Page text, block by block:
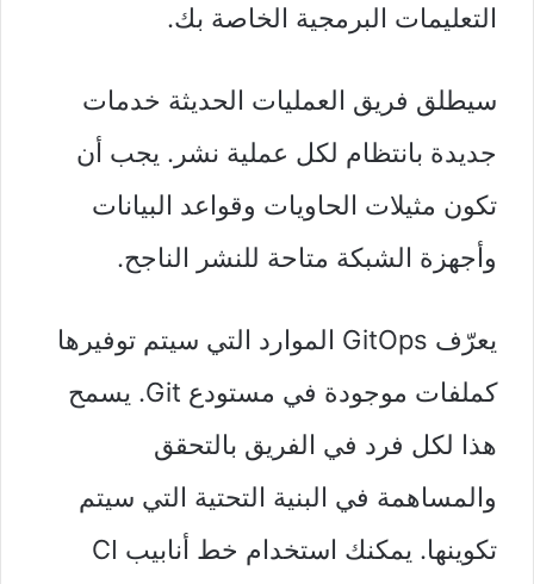
التعليمات البرمجية الخاصة بك.
سيطلق فريق العمليات الحديثة خدمات
جديدة بانتظام لكل عملية نشر. يجب أن
تكون مثيلات الحاويات وقواعد البيانات
وأجهزة الشبكة متاحة للنشر الناجح.
يعرّف GitOps الموارد التي سيتم توفيرها
كملفات موجودة في مستودع Git. يسمح
هذا لكل فرد في الفريق بالتحقق
والمساهمة في البنية التحتية التي سيتم
تكوينها. يمكنك استخدام خط أنابيب CI